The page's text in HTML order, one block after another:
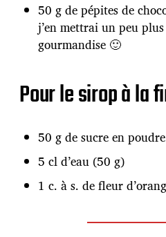
50 g de pépites de
j’en mettrai un peu
gourmandise 🙂
Pour le sirop à la
50 g de sucre en poudre
5 cl d’eau (50 g)
1 c. à s. de fleur